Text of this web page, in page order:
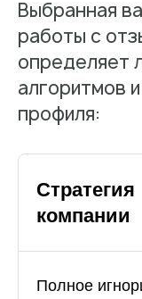
Выбранная
работы с
определяет
алгоритмов
профиля:
Стратегия
компании
Полное